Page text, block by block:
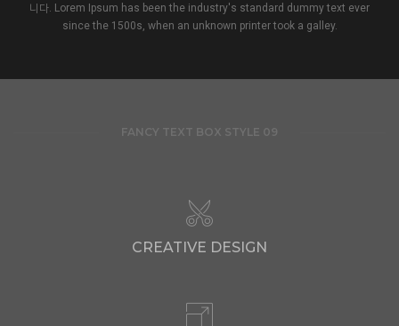
니다. Lorem Ipsum has been the industry's standard dummy text ever
since the 1500s, when an unknown printer took a galley.
FANCY TEXT BOX STYLE 09
CREATIVE DESIGN